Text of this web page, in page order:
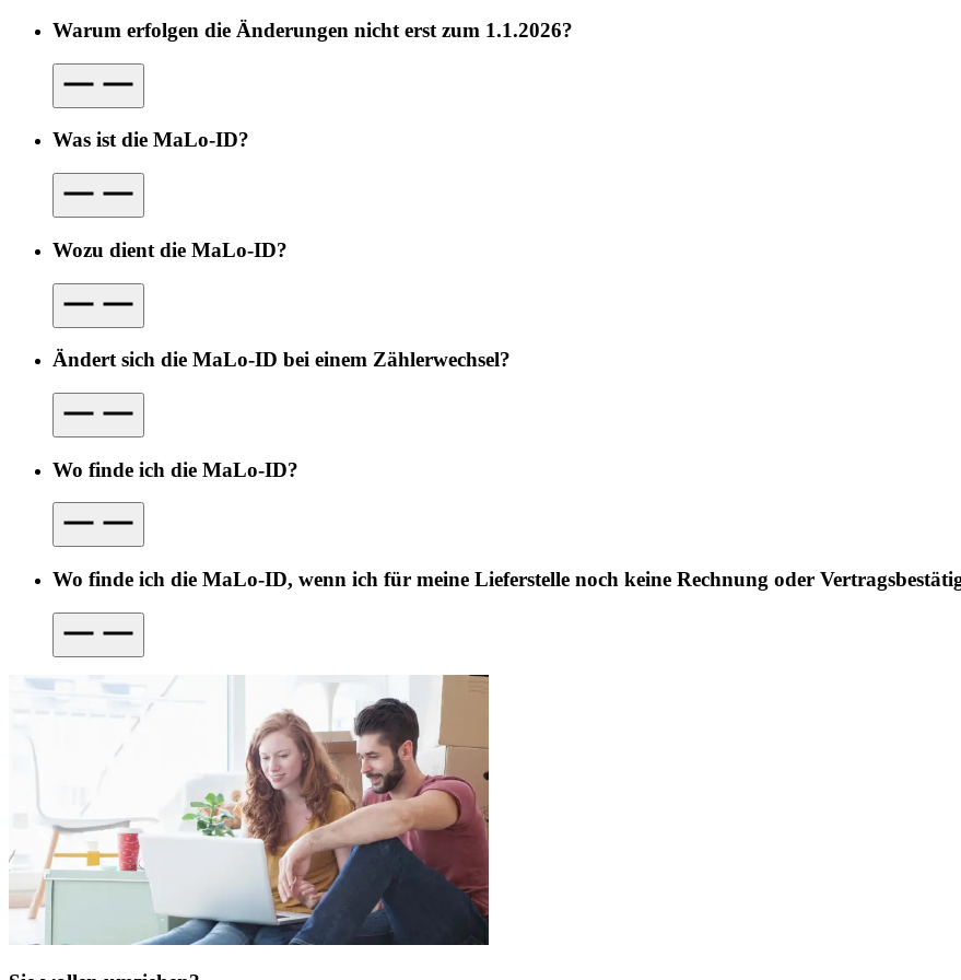
Warum erfolgen die Änderungen nicht erst zum 1.1.2026?
Was ist die MaLo-ID?
Wozu dient die MaLo-ID?
Ändert sich die MaLo-ID bei einem Zählerwechsel?
Wo finde ich die MaLo-ID?
Wo finde ich die MaLo-ID, wenn ich für meine Lieferstelle noch keine Rechnung oder